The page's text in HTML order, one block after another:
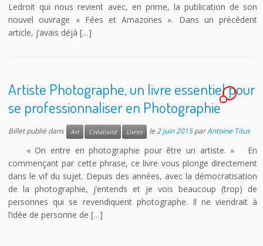
Ledroit qui nous revient avec, en prime, la publication de son
nouvel ouvrage « Fées et Amazones ». Dans un précédent
article, j’avais déjà […]
Artiste Photographe, un livre essentiel pour
se professionnaliser en Photographie
1
Billet publié dans Art Créativité Livres le2 juin 2015 parAntoine Titus
« On entre en photographie pour être un artiste. » En
commençant par cette phrase, ce livre vous plonge directement
dans le vif du sujet. Depuis des années, avec la démocratisation
de la photographie, j’entends et je vois beaucoup (trop) de
personnes qui se revendiquent photographe. Il ne viendrait à
l’idée de personne de […]